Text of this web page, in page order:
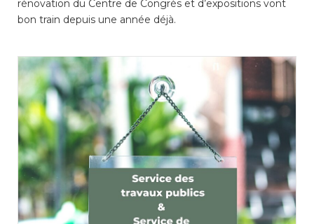
rénovation du Centre de Congrès et d’expositions vont
bon train depuis une année déjà.